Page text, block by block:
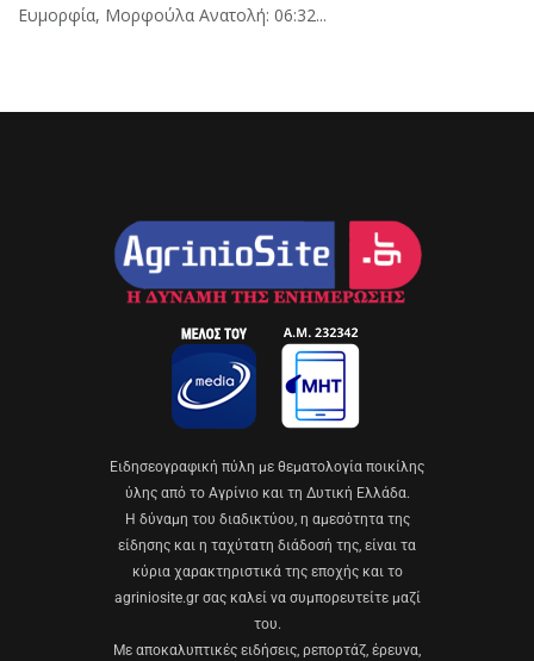
Ευμορφία, Μορφούλα Ανατολή: 06:32...
Eιδησεογραφική πύλη με θεματολογία ποικίλης
ύλης από το Αγρίνιο και τη Δυτική Ελλάδα.
Η δύναμη του διαδικτύου, η αμεσότητα της
είδησης και η ταχύτατη διάδοσή της, είναι τα
κύρια χαρακτηριστικά της εποχής και το
agriniosite.gr σας καλεί να συμπορευτείτε μαζί
του.
Με αποκαλυπτικές ειδήσεις, ρεπορτάζ, έρευνα,